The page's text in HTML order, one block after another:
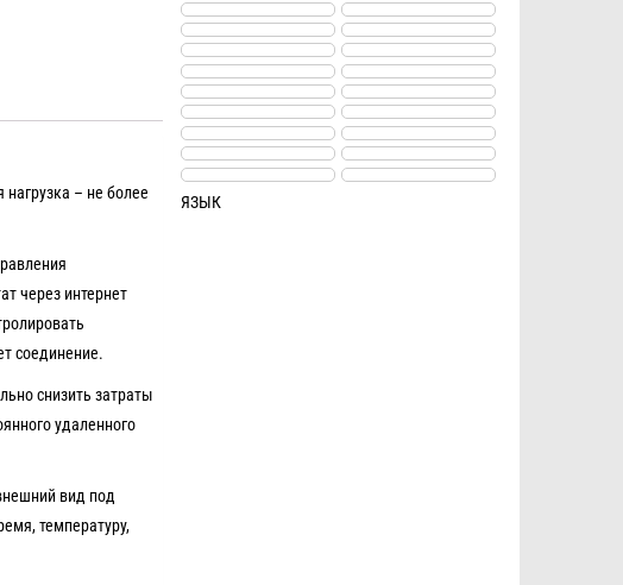
– не более
через интернет
соединение.
снизить затраты
удаленного
вид под
температуру,
ЯЗЫК